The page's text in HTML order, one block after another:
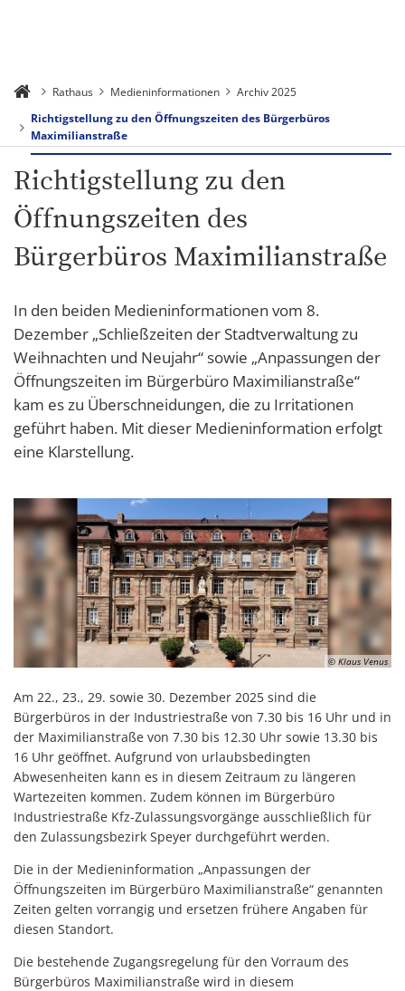
Rathaus Medieninformationen
Archiv 2025
Richtigstellung zu den Öffnungszeiten des Bürgerbüros
Maximilianstraße
Richtigstellung zu den
Öffnungszeiten des
Bürgerbüros Maximilianstraße
In den beiden Medieninformationen vom 8.
Dezember „Schließzeiten der Stadtverwaltung zu
Weihnachten und Neujahr“ sowie „Anpassungen der
Öffnungszeiten im Bürgerbüro Maximilianstraße“
kam es zu Überschneidungen, die zu Irritationen
geführt haben. Mit dieser Medieninformation erfolgt
eine Klarstellung.
© Klaus Venus
Am 22., 23., 29. sowie 30. Dezember 2025 sind die
Bürgerbüros in der Industriestraße von 7.30 bis 16 Uhr und in
der Maximilianstraße von 7.30 bis 12.30 Uhr sowie 13.30 bis
16 Uhr geöffnet. Aufgrund von urlaubsbedingten
Abwesenheiten kann es in diesem Zeitraum zu längeren
Wartezeiten kommen. Zudem können im Bürgerbüro
Industriestraße Kfz-Zulassungsvorgänge ausschließlich für
den Zulassungsbezirk Speyer durchgeführt werden.
Die in der Medieninformation „Anpassungen der
Öffnungszeiten im Bürgerbüro Maximilianstraße“ genannten
Zeiten gelten vorrangig und ersetzen frühere Angaben für
diesen Standort.
Die bestehende Zugangsregelung für den Vorraum des
Bürgerbüros Maximilianstraße wird in diesem